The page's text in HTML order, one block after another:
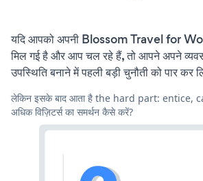
यदि आपको अपनी Blossom Travel for
मिल गई है और आप चल रहे हैं, तो आपने अपने
उपस्थिति बनाने में पहली बड़ी चुनौती को पार कर
लेकिन इसके बाद आता है the hard part: entice,
अधिक विज़िटर्स का समर्थन कैसे करें?